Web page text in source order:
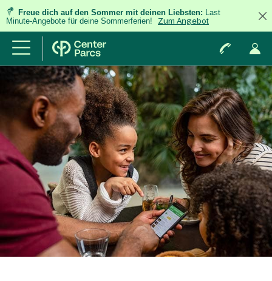
Freue dich auf den Sommer mit deinen Liebsten: Last
Minute-Angebote für deine Sommerferien!
Zum Angebot